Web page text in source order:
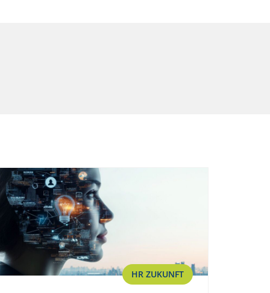
HR ZUKUNFT